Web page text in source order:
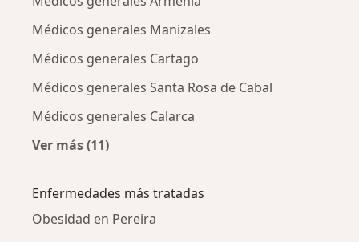
Médicos generales Manizales
Médicos generales Cartago
Médicos generales Santa Rosa de Cabal
Médicos generales Calarca
Ver más (11)
Enfermedades más tratadas
Obesidad en Pereira